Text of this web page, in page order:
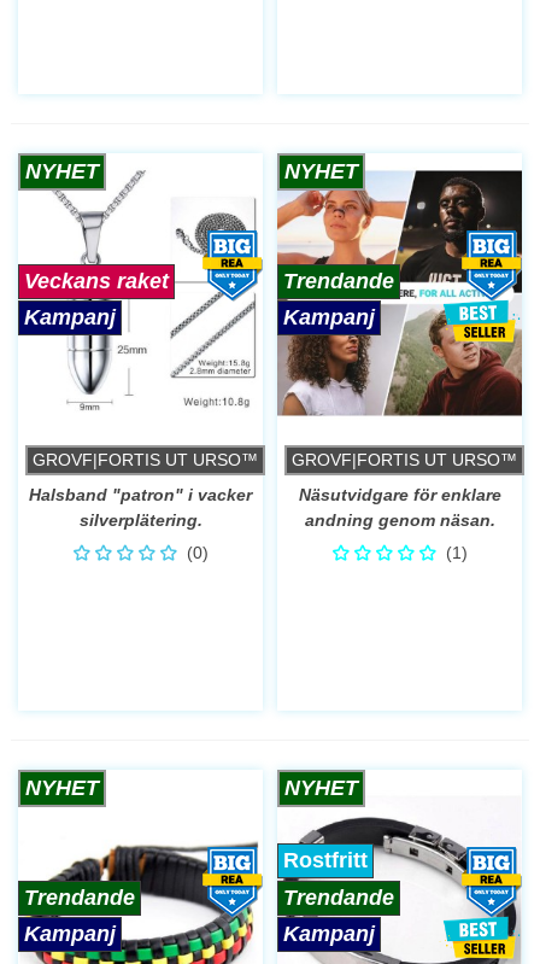
Veckans raket
NYHET
Kampanj
GROVF|FORTIS UT URSO™
Halsband "patron" i vacker
silverplätering.
(0)
NYHET
Kampanj
Trendande
GROVF|FORTIS UT URSO™
Näsutvidgare för enklare
andning genom näsan.
(1)
NYHET
Kampanj
Trendande
Rostfritt
NYHET
Kampanj
Trendande